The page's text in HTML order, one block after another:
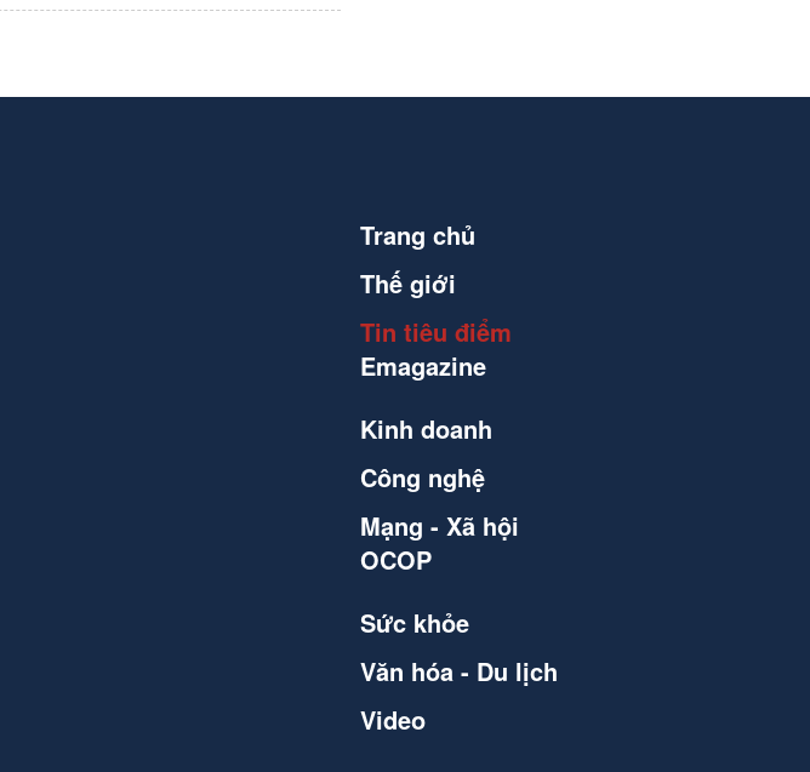
Trang chủ
Thế giới
Tin tiêu điểm
Emagazine
Kinh doanh
Công nghệ
Mạng - Xã hội
OCOP
Sức khỏe
Văn hóa - Du lịch
Video